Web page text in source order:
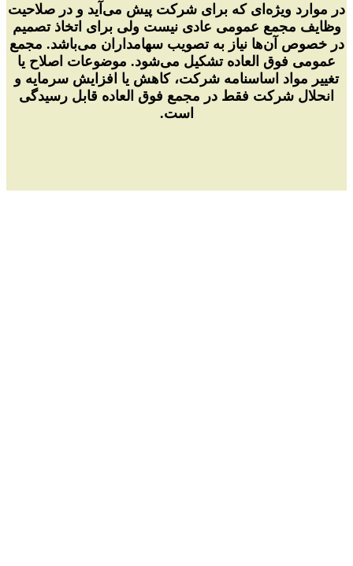
در موارد ویژه‌ای که برای شرکت پیش می‌آید و در صلاحیت
وظایف مجمع عمومی عادی نیست ولی برای اتخاذ تصمیم
در خصوص آن‌ها نیاز به تصویب سهامداران می‌باشد. مجمع
عمومی فوق العاده تشکیل می‌شود. موضوعات اصلاح یا
تغییر مواد اساسنامه شرکت، کاهش یا افزایش سرمایه و
انحلال شرکت فقط در مجمع فوق العاده قابل رسیدگی
است.